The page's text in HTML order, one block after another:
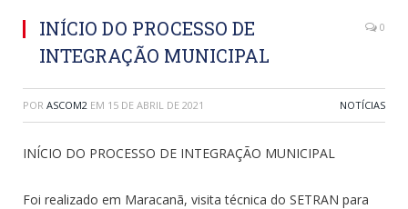
INÍCIO DO PROCESSO DE
INTEGRAÇÃO MUNICIPAL
0
POR ASCOM2 EM 15 DE ABRIL DE 2021 NOTÍCIAS
INÍCIO DO PROCESSO DE INTEGRAÇÃO MUNICIPAL
Foi realizado em Maracanã, visita técnica do SETRAN para